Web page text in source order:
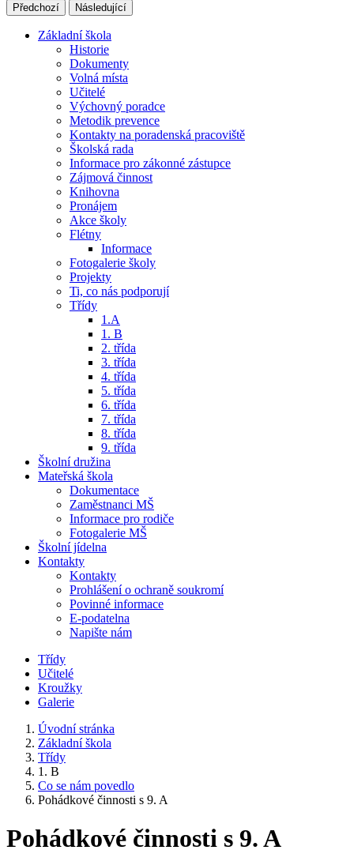
Předchozí Následující
Základní škola
Historie
Dokumenty
Volná místa
Učitelé
Výchovný poradce
Metodik prevence
Kontakty na poradenská pracoviště
Školská rada
Informace pro zákonné zástupce
Zájmová činnost
Knihovna
Pronájem
Akce školy
Flétny
Informace
Fotogalerie školy
Projekty
Ti, co nás podporují
Třídy
1.A
1. B
2. třída
3. třída
4. třída
5. třída
6. třída
7. třída
8. třída
9. třída
Školní družina
Mateřská škola
Dokumentace
Zaměstnanci MŠ
Informace pro rodiče
Fotogalerie MŠ
Školní jídelna
Kontakty
Kontakty
Prohlášení o ochraně soukromí
Povinné informace
E-podatelna
Napište nám
Třídy
Učitelé
Kroužky
Galerie
Úvodní stránka
Základní škola
Třídy
1. B
Co se nám povedlo
Pohádkové činnosti s 9. A
Pohádkové činnosti s 9. A